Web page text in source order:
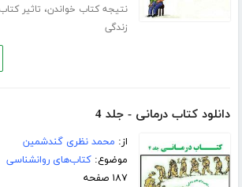
نتیجه کتاب خواندن، تاثیر
زندگی
دانلود کتاب درمانی - جلد 4
از: محمد نظری گندشمین
موضوع:کتاب‌های روانشناسی
۱۸۷ صفحه